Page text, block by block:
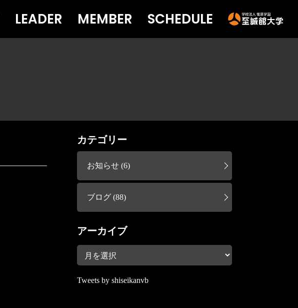
LEADER MEMBER SCHEDULE
カテゴリー
お知らせ (6)
ブログ (88)
アーカイブ
Tweets by shiseikanvb